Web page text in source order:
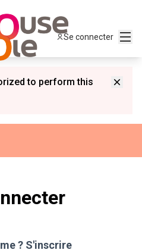
Se connecter
to perform this
? S'inscrire